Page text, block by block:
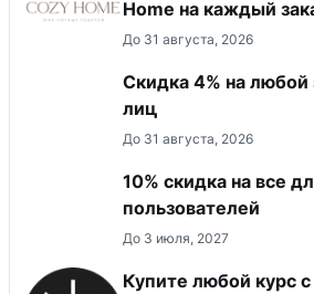
Home на каждый
До 31 августа, 2026
Скидка 4% на любой
лиц
До 31 августа, 2026
10% скидка на все
пользователей
До 3 июля, 2027
Купите любой курс